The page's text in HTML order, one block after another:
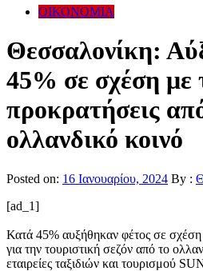
ΟΙΚΟΝΟΜΙΑ
Θεσσαλονίκη:
45% σε σχέση με
προκρατήσεις
ολλανδικό κοινό
Posted on: 16 Ιανουαρίου, 2024 By :
[ad_1]
Κατά 45% αυξήθηκαν φέτος σε σχέση
για την τουριστική σεζόν από το
εταιρείες ταξιδιών και τουρισμού